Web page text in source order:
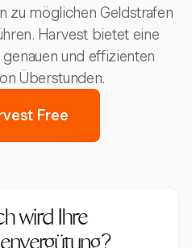
zu möglichen Geldstrafen
Harvest bietet eine
und effizienten
Überstunden.
Free
wird Ihre